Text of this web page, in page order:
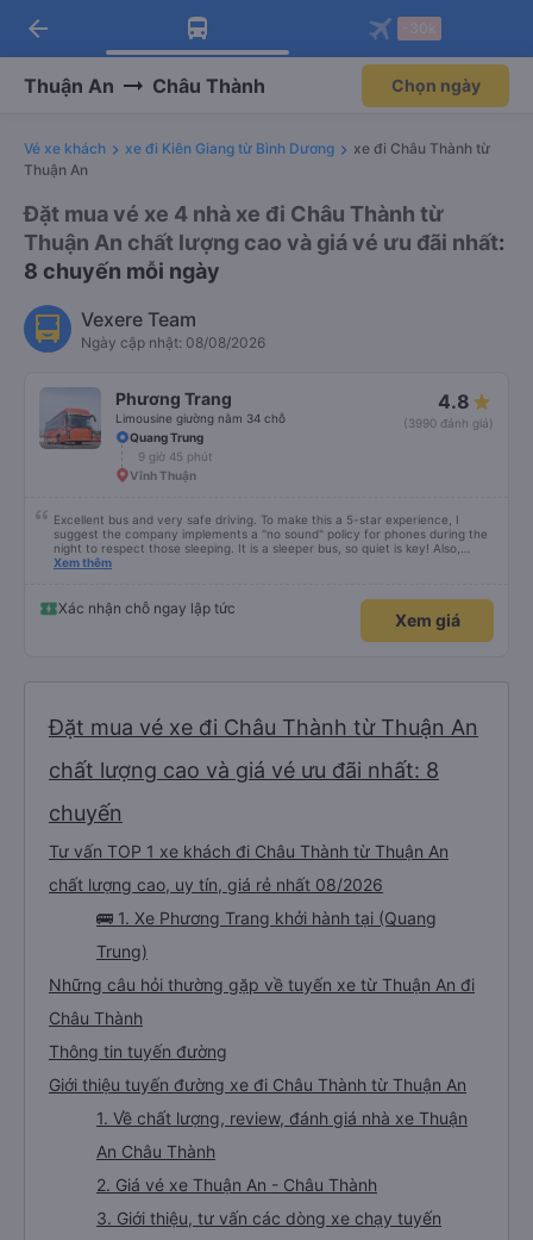
Tải app Vexere ngay!
Nhận ưu đãi thành viên độc
Mở app
Tải app Vexere
-30k/ghế khi đặt vé máy bay qua
Mở app
arrow_back
Thuận An Châu Thành Chọn ngày
Vé xe khách xe đi Kiên Giang từ Bình Dương
xe đi Châu Thành từ
Thuận An
Đặt mua vé xe 4 nhà xe đi Châu Thành từ
Thuận An chất lượng cao và giá vé ưu đãi nhất:
8 chuyến mỗi ngày
Vexere Team
Ngày cập nhật: 08/08/2026
Phương Trang
Limousine giường nằm 34 chỗ
4.8
(3990 đánh giá)
Quang Trung
9 giờ 45 phút
Vĩnh Thuận
Excellent bus and very safe driving. To make this a 5-star experience, I
suggest the company implements a "no sound" policy for phones during the
night to respect those sleeping. It is a sleeper bus, so quiet is key! Also,
please display the Wi-Fi password clearly inside the cabin for convenience. I
quy định rõ ràng về việc giữ im lặng (tắt âm thanh điện thoại) vào ban đêm
để tránh làm phiền hành khách khác ngủ. Ngoài ra, nhà xe nên dán sẵn mật
khẩu Wi-Fi trong xe để hành khách dễ dàng sử dụng. Tôi vẫn sẽ tiếp tục ủng
Xem thêm
Xác nhận chỗ ngay lập tức
Xem giá
Đặt mua vé xe đi Châu Thành từ Thuận An
chất lượng cao và giá vé ưu đãi nhất: 8
chuyến
Tư vấn TOP 1 xe khách đi Châu Thành từ Thuận An
chất lượng cao, uy tín, giá rẻ nhất 08/2026
🚌 1. Xe Phương Trang khởi hành tại (Quang
Trung)
Những câu hỏi thường gặp về tuyến xe từ Thuận An đi
Châu Thành
Thông tin tuyến đường
Giới thiệu tuyến đường xe đi Châu Thành từ Thuận An
1. Về chất lượng, review, đánh giá nhà xe Thuận
An Châu Thành
2. Giá vé xe Thuận An - Châu Thành
3. Giới thiệu, tư vấn các dòng xe chạy tuyến